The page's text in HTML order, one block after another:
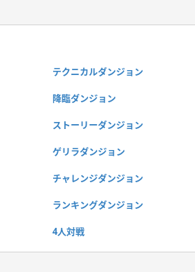
テクニカルダンジョン
降臨ダンジョン
ストーリーダンジョン
ゲリラダンジョン
チャレンジダンジョン
ランキングダンジョン
4人対戦